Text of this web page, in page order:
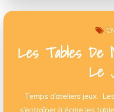
Les Tables De
Le
Temps d’ateliers jeux.
s’entraîner à écrire les